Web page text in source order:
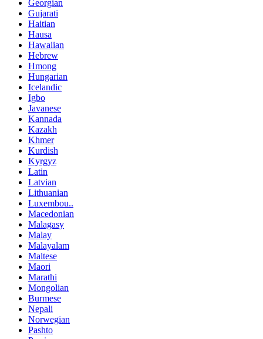
Georgian
Gujarati
Haitian
Hausa
Hawaiian
Hebrew
Hmong
Hungarian
Icelandic
Igbo
Javanese
Kannada
Kazakh
Khmer
Kurdish
Kyrgyz
Latin
Latvian
Lithuanian
Luxembou..
Macedonian
Malagasy
Malay
Malayalam
Maltese
Maori
Marathi
Mongolian
Burmese
Nepali
Norwegian
Pashto